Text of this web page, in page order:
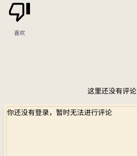
喜欢
这里还没有评论
你还没有登录，暂时无法进行评论